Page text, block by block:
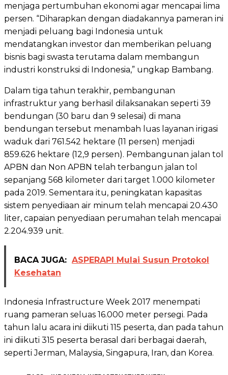
menjaga pertumbuhan ekonomi agar mencapai lima
persen. “Diharapkan dengan diadakannya pameran ini
menjadi peluang bagi Indonesia untuk
mendatangkan investor dan memberikan peluang
bisnis bagi swasta terutama dalam membangun
industri konstruksi di Indonesia,” ungkap Bambang.
Dalam tiga tahun terakhir, pembangunan
infrastruktur yang berhasil dilaksanakan seperti 39
bendungan (30 baru dan 9 selesai) di mana
bendungan tersebut menambah luas layanan irigasi
waduk dari 761.542 hektare (11 persen) menjadi
859.626 hektare (12,9 persen). Pembangunan jalan tol
APBN dan Non APBN telah terbangun jalan tol
sepanjang 568 kilometer dari target 1.000 kilometer
pada 2019. Sementara itu, peningkatan kapasitas
sistem penyediaan air minum telah mencapai 20.430
liter, capaian penyediaan perumahan telah mencapai
2.204.939 unit.
BACA JUGA: ASPERAPI Mulai Susun Protokol
Kesehatan
Indonesia Infrastructure Week 2017 menempati
ruang pameran seluas 16.000 meter persegi. Pada
tahun lalu acara ini diikuti 115 peserta, dan pada tahun
ini diikuti 315 peserta berasal dari berbagai daerah,
seperti Jerman, Malaysia, Singapura, Iran, dan Korea.